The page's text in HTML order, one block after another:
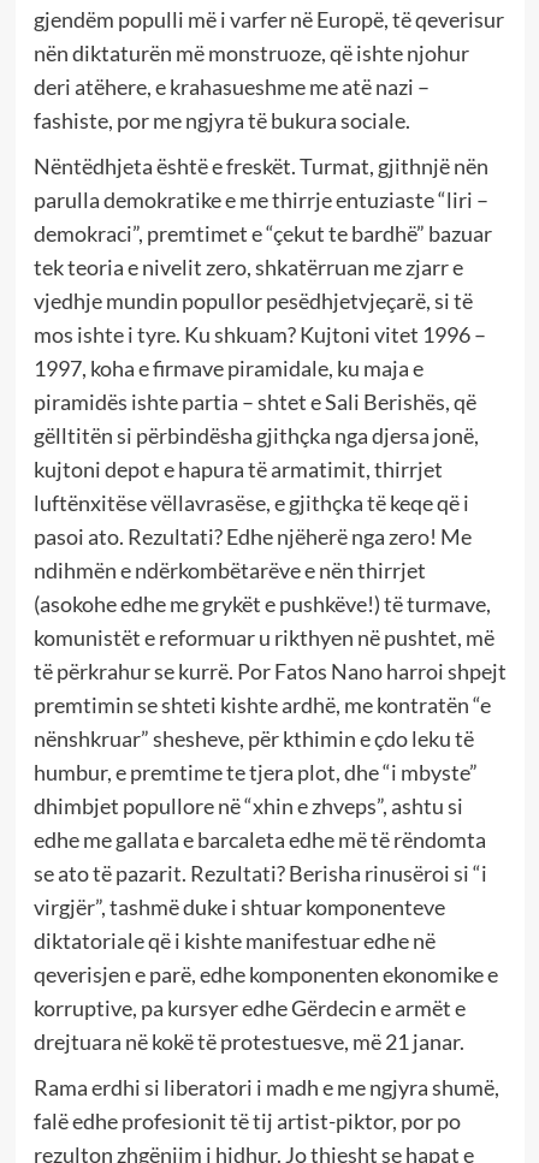
gjendëm populli më i varfer në Europë, të qeverisur
nën diktaturën më monstruoze, që ishte njohur
deri atëhere, e krahasueshme me atë nazi –
fashiste, por me ngjyra të bukura sociale.
Nëntëdhjeta është e freskët. Turmat, gjithnjë nën
parulla demokratike e me thirrje entuziaste “liri –
demokraci”, premtimet e “çekut te bardhë” bazuar
tek teoria e nivelit zero, shkatërruan me zjarr e
vjedhje mundin popullor pesëdhjetvjeçarë, si të
mos ishte i tyre. Ku shkuam? Kujtoni vitet 1996 –
1997, koha e firmave piramidale, ku maja e
piramidës ishte partia – shtet e Sali Berishës, që
gëlltitën si përbindësha gjithçka nga djersa jonë,
kujtoni depot e hapura të armatimit, thirrjet
luftënxitëse vëllavrasëse, e gjithçka të keqe që i
pasoi ato. Rezultati? Edhe njëherë nga zero! Me
ndihmën e ndërkombëtarëve e nën thirrjet
(asokohe edhe me grykët e pushkëve!) të turmave,
komunistët e reformuar u rikthyen në pushtet, më
të përkrahur se kurrë. Por Fatos Nano harroi shpejt
premtimin se shteti kishte ardhë, me kontratën “e
nënshkruar” shesheve, për kthimin e çdo leku të
humbur, e premtime te tjera plot, dhe “i mbyste”
dhimbjet popullore në “xhin e zhveps”, ashtu si
edhe me gallata e barcaleta edhe më të rëndomta
se ato të pazarit. Rezultati? Berisha rinusëroi si “i
virgjër”, tashmë duke i shtuar komponenteve
diktatoriale që i kishte manifestuar edhe në
qeverisjen e parë, edhe komponenten ekonomike e
korruptive, pa kursyer edhe Gërdecin e armët e
drejtuara në kokë të protestuesve, më 21 janar.
Rama erdhi si liberatori i madh e me ngjyra shumë,
falë edhe profesionit të tij artist-piktor, por po
rezulton zhgënjim i hidhur. Jo thjesht se hapat e